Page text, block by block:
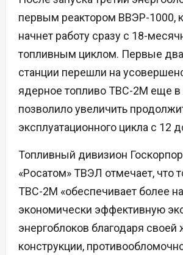
первым реактором ВВЭР-1000,
начнет работу сразу с 18-
топливным циклом. Первые два
станции перешли на
ядерное топливо ТВС-2М еще в
позволило увеличить
эксплуатационного цикла с 12
Топливный дивизион
«Росатом» ТВЭЛ отмечает, что
ТВС-2М «обеспечивает более
экономически эффективную
энергоблоков благодаря своей
конструкции,